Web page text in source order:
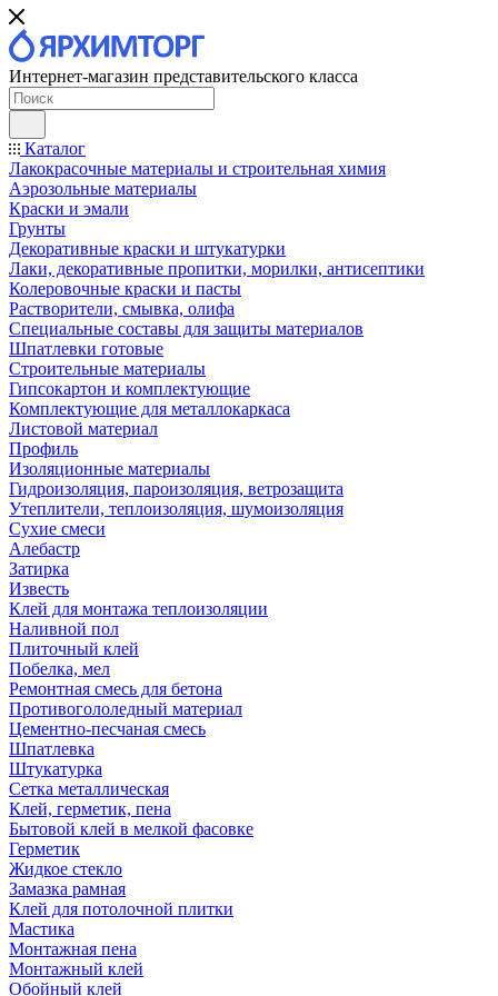
Интернет-магазин представительского класса
Каталог
Лакокрасочные материалы и строительная химия
Аэрозольные материалы
Краски и эмали
Грунты
Декоративные краски и штукатурки
Лаки, декоративные пропитки, морилки, антисептики
Колеровочные краски и пасты
Растворители, смывка, олифа
Специальные составы для защиты материалов
Шпатлевки готовые
Строительные материалы
Гипсокартон и комплектующие
Комплектующие для металлокаркаса
Листовой материал
Профиль
Изоляционные материалы
Гидроизоляция, пароизоляция, ветрозащита
Утеплители, теплоизоляция, шумоизоляция
Сухие смеси
Алебастр
Затирка
Известь
Клей для монтажа теплоизоляции
Наливной пол
Плиточный клей
Побелка, мел
Ремонтная смесь для бетона
Противогололедный материал
Цементно-песчаная смесь
Шпатлевка
Штукатурка
Сетка металлическая
Клей, герметик, пена
Бытовой клей в мелкой фасовке
Герметик
Жидкое стекло
Замазка рамная
Клей для потолочной плитки
Мастика
Монтажная пена
Монтажный клей
Обойный клей